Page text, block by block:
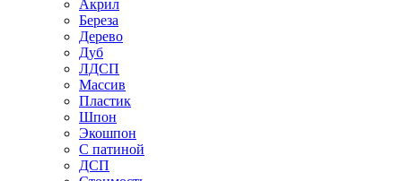
Акрил
Береза
Дерево
Дуб
ЛДСП
Массив
Пластик
Шпон
Экошпон
С патиной
ДСП